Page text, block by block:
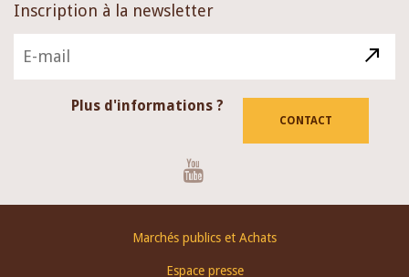
Inscription à la newsletter
Plus d'informations ?
CONTACT
Marchés publics et Achats
Espace presse